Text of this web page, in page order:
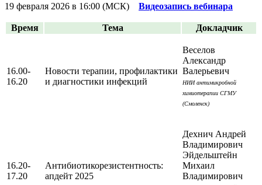
19 февраля 2026 в 16:00 (МСК) Видеозапись вебинара
Время Тема Докладчик
16.00-
16.20
Новости терапии, профилактики
и диагностики инфекций
Веселов
Александр
Валерьевич
НИИ антимикробной
химиотерапии СГМУ
(Смоленск)
16.20-
17.20
Антибиотикорезистентность:
апдейт 2025
Дехнич Андрей
Владимирович
Эйдельштейн
Михаил
Владимирович